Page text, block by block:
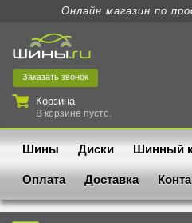
Онлайн магазин по
Заказать звонок
Корзина
В корзине пусто.
Шины Диски Шинный
Оплата Доставка